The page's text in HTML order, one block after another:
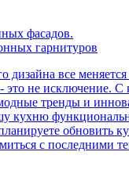
гарнитуров
дизайна все
это не исключение.
тренды и
кухню
обновить
с последними